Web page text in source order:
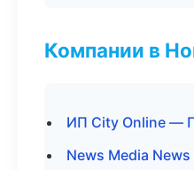
Компании в
ИП City Online —
News Media